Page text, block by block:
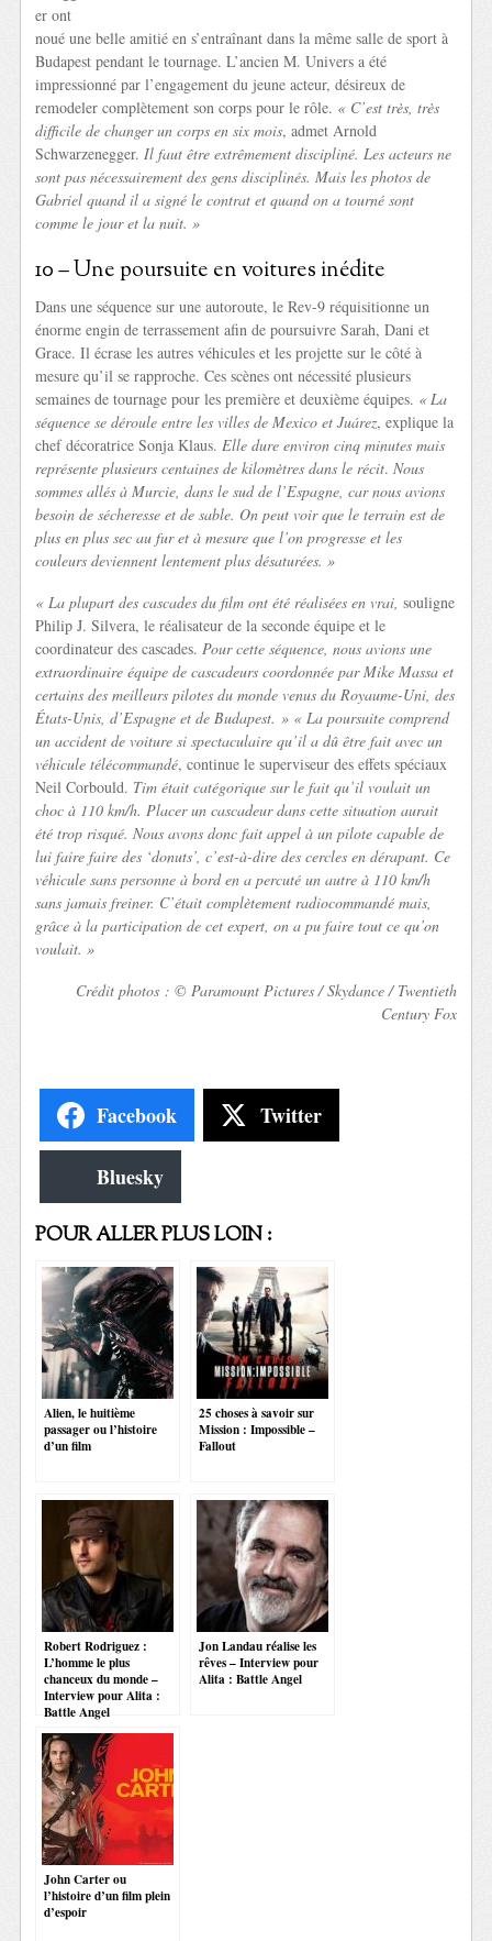
er ont
noué une belle amitié en s’entraînant dans la même salle de sport à
Budapest pendant le tournage. L’ancien M. Univers a été
impressionné par l’engagement du jeune acteur, désireux de
remodeler complètement son corps pour le rôle. « C’est très, très
difficile de changer un corps en six mois, admet Arnold
Schwarzenegger.Il faut être extrêmement discipliné. Les acteurs ne
sont pas nécessairement des gens disciplinés. Mais les photos de
Gabriel quand il a signé le contrat et quand on a tourné sont
comme le jour et la nuit. »
10 – Une poursuite en voitures inédite
Dans une séquence sur une autoroute, le Rev-9 réquisitionne un
énorme engin de terrassement afin de poursuivre Sarah, Dani et
Grace. Il écrase les autres véhicules et les projette sur le côté à
mesure qu’il se rapproche. Ces scènes ont nécessité plusieurs
semaines de tournage pour les première et deuxième équipes. « La
séquence se déroule entre les villes de Mexico et Juárez, explique la
chef décoratrice Sonja Klaus. Elle dure environ cinq minutes mais
représente plusieurs centaines de kilomètres dans le récit.Nous
sommes allés à Murcie, dans le sud de l’Espagne, car nous avions
besoin de sécheresse et de sable. On peut voir que le terrain est de
plus en plus sec au fur et à mesure que l’on progresse et les
couleurs deviennent lentement plus désaturées. »
« La plupart des cascades du film ont été réalisées en vrai, souligne
Philip J. Silvera, le réalisateur de la seconde équipe et le
coordinateur des cascades.Pour cette séquence, nous avions une
extraordinaire équipe de cascadeurs coordonnée par Mike Massa et
certains des meilleurs pilotes du monde venus du Royaume-Uni, des
États-Unis, d’Espagne et de Budapest. » « La poursuite comprend
un accident de voiture si spectaculaire qu’il a dû être fait avec un
véhicule télécommandé, continue le superviseur des effets spéciaux
Neil Corbould. Tim était catégorique sur le fait qu’il voulait un
choc à 110 km/h. Placer un cascadeur dans cette situation aurait
été trop risqué. Nous avons donc fait appel à un pilote capable de
lui faire faire des ‘donuts’, c’est-à-dire des cercles en dérapant. Ce
véhicule sans personne à bord en a percuté un autre à 110 km/h
sans jamais freiner. C’était complètement radiocommandé mais,
grâce à la participation de cet expert, on a pu faire tout ce qu’on
voulait. »
Crédit photos : © Paramount Pictures / Skydance / Twentieth
Century Fox
Facebook Twitter
Bluesky
POUR ALLER PLUS LOIN :
Alien, le huitième
passager ou l’histoire
d’un film
25 choses à savoir sur
Mission : Impossible –
Fallout
Robert Rodriguez :
L’homme le plus
chanceux du monde –
Interview pour Alita :
Battle Angel
Jon Landau réalise les
rêves – Interview pour
Alita : Battle Angel
John Carter ou
l’histoire d’un film plein
d’espoir